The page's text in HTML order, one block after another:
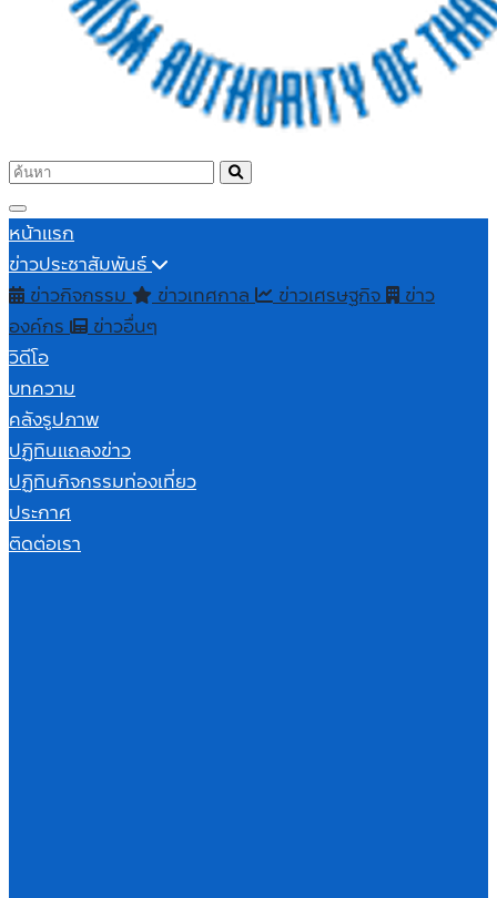
หน้าแรก
ข่าวประชาสัมพันธ์
ข่าวกิจกรรม
ข่าวเทศกาล ข่าวเศรษฐกิจ ข่าว
องค์กร
ข่าวอื่นๆ
วิดีโอ
บทความ
คลังรูปภาพ
ปฏิทินแถลงข่าว
ปฏิทินกิจกรรมท่องเที่ยว
ประกาศ
ติดต่อเรา